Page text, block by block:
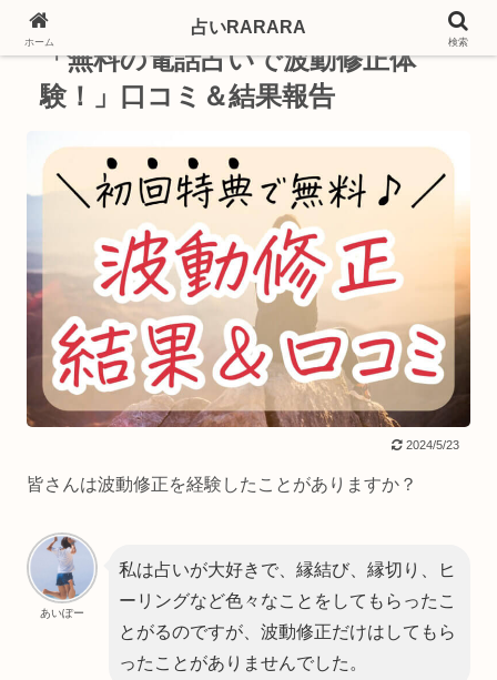
PR
「無料の電話占いで波動修正体
験！」口コミ＆結果報告
2024/5/23
皆さんは波動修正を経験したことがありますか？
あいぽー
私は占いが大好きで、縁結び、縁切り、ヒ
ーリングなど色々なことをしてもらったこ
とがるのですが、波動修正だけはしてもら
ったことがありませんでした。
ホーム
占いRARARA
検索